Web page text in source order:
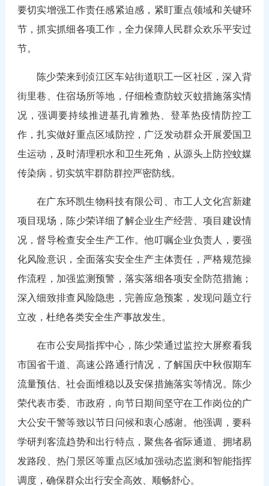
要切实增强工作责任感紧迫感，紧盯重点领域和关键环
节，抓实抓细各项工作，全力保障人民群众欢乐平安过
节。
陈少荣来到浈江区车站街道职工一区社区，深入背
街里巷、住宿场所等地，仔细检查防蚊灭蚊措施落实情
况，强调要持续推进基孔肯雅热、登革热疫情防控工
作，扎实做好重点区域防控，广泛发动群众开展爱国卫
生运动，及时清理积水和卫生死角，从源头上防控蚊媒
传染病，切实筑牢群防群控严密防线。
在广东环凯生物科技有限公司、市工人文化宫新建
项目现场，陈少荣详细了解企业生产经营、项目建设情
况，督导检查安全生产工作。他叮嘱企业负责人，要强
化风险意识，全面落实安全生产主体责任，严格规范操
作流程，加强监测预警，落实落细各项安全防范措施；
深入细致排查风险隐患，完善应急预案，发现问题立行
立改，杜绝各类安全生产事故发生。
在市公安局指挥中心，陈少荣通过监控大屏察看我
市国省干道、高速公路通行情况，了解国庆中秋假期车
流量预估、社会面维稳以及安保措施落实等情况。陈少
荣代表市委、市政府，向节日期间坚守在工作岗位的广
大公安干警等致以节日问候和衷心感谢。他强调，要科
学研判客流趋势和出行特点，聚焦各省际通道、拥堵易
发路段、热门景区等重点区域加强动态监测和智能指挥
调度，确保群众出行安全高效、顺畅舒心。